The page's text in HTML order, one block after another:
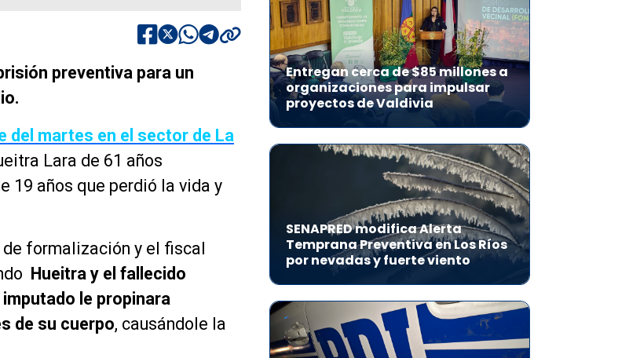
preventiva para un
del martes en el sector de La
Lara de 61 años
19 años que perdió la vida y
formalización y el fiscal
Hueitra y el fallecido
le propinara
de su cuerpo, causándole la
Entregan cerca de $85 millones a
organizaciones para impulsar
proyectos de Valdivia
SENAPRED modifica Alerta
Temprana Preventiva en Los Ríos
por nevadas y fuerte viento